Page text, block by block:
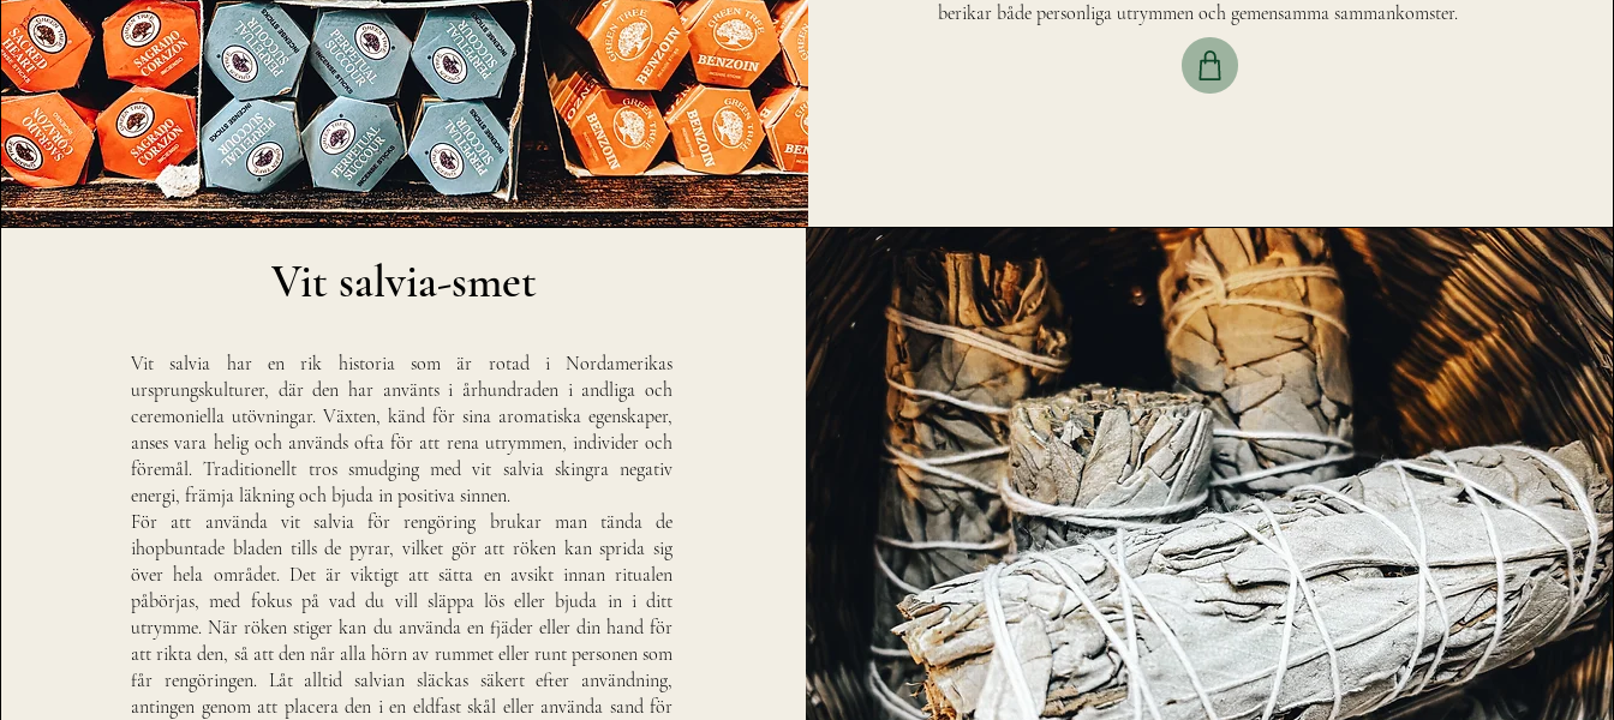
berikar både personliga utrymmen och gemensamma sammankomster.
Vit salvia-smet
Vit salvia har en rik historia som är rotad i Nordamerikas
ursprungskulturer, där den har använts i århundraden i andliga och
ceremoniella utövningar. Växten, känd för sina aromatiska egenskaper,
anses vara helig och används ofta för att rena utrymmen, individer och
föremål. Traditionellt tros smudging med vit salvia skingra negativ
energi, främja läkning och bjuda in positiva sinnen.
För att använda vit salvia för rengöring brukar man tända de
ihopbuntade bladen tills de pyrar, vilket gör att röken kan sprida sig
över hela området. Det är viktigt att sätta en avsikt innan ritualen
påbörjas, med fokus på vad du vill släppa lös eller bjuda in i ditt
utrymme. När röken stiger kan du använda en fjäder eller din hand för
att rikta den, så att den når alla hörn av rummet eller runt personen som
får rengöringen. Låt alltid salvian släckas säkert efter användning,
antingen genom att placera den i en eldfast skål eller använda sand för